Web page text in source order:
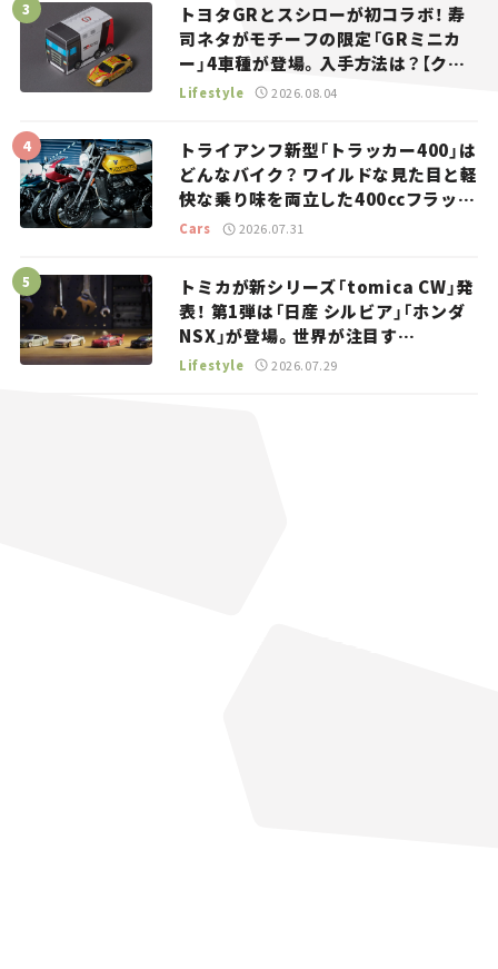
トヨタGRとスシローが初コラボ！ 寿
司ネタがモチーフの限定「GRミニカ
ー」4車種が登場。入手方法は？【クル
マとホビー】
Lifestyle 2026.08.04
トライアンフ新型「トラッカー400」は
どんなバイク？ ワイルドな見た目と軽
快な乗り味を両立した400ccフラット
トラッカー【試乗レビュー】
Cars 2026.07.31
トミカが新シリーズ「tomica CW」発
表！ 第1弾は「日産 シルビア」「ホンダ
NSX」が登場。世界が注目す
る“JDM”に焦点【クルマとホビー】
Lifestyle 2026.07.29